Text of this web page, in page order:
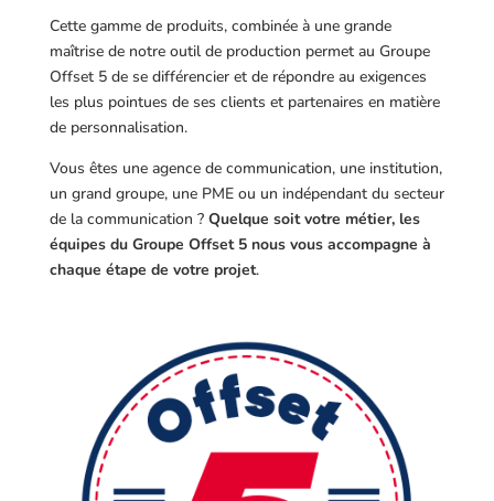
Cette gamme de produits, combinée à une grande
maîtrise de notre outil de production permet au Groupe
Offset 5 de se différencier et de répondre au exigences
les plus pointues de ses clients et partenaires en matière
de personnalisation.
Vous êtes une agence de communication, une institution,
un grand groupe, une PME ou un indépendant du secteur
de la communication ? Quelque soit votre métier, les
équipes du Groupe Offset 5 nous vous accompagne à
chaque étape de votre projet.